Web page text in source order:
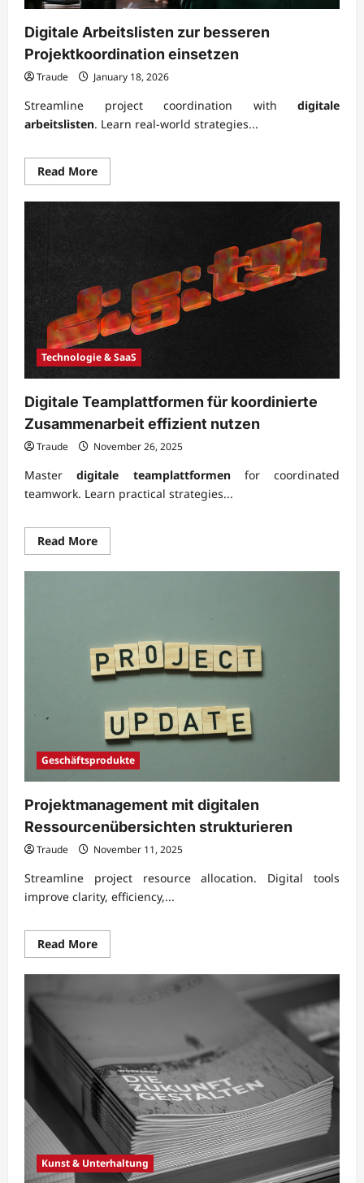
Digitale Arbeitslisten zur besseren
Projektkoordination einsetzen
Traude January 18, 2026
Streamline project coordination with digitale
arbeitslisten. Learn real-world strategies...
Read MoreRead
more
Digitale
Arbeitslisten
einsetzen
Technologie & SaaS
Digitale Teamplattformen für koordinierte
Zusammenarbeit effizient nutzen
Traude November 26, 2025
Masterdigitale teamplattformenfor coordinated
teamwork. Learn practical strategies...
Read MoreRead
more
Digitale
nutzen
Geschäftsprodukte
Projektmanagement mit digitalen
Ressourcenübersichten strukturieren
Traude November 11, 2025
Streamline project resource allocation. Digital tools
improve clarity, efficiency,...
Read MoreRead
more
Projektmanagement
Kunst & Unterhaltung